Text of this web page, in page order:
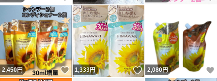
2,450円 いいね！
1,333円 いいね！
2,080円